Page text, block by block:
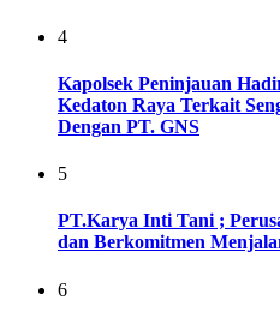
4
Kapolsek Peninjauan
Kedaton Raya Terkait
Dengan PT. GNS
5
PT.Karya Inti Tani ;
dan Berkomitmen
6